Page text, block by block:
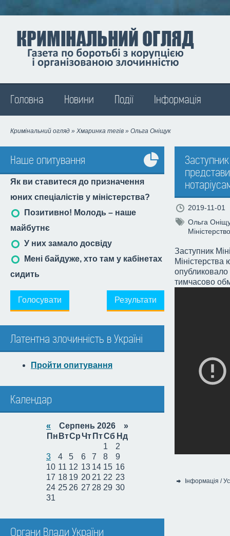
Головна Новини Події Інформація
Кримінальний огляд » Хмаринка тегів » Ольга Оніщук
Наше опитування
Усі
опитування
Як ви ставитеся до призначення
юних спеціалістів у міністерства?
Позитивно! Молодь – наше
майбутнє
У них замало досвіду
Мені байдуже, хто там у кабінетах
сидить
Голосувати Результати
Латентна злочинність в Україні
Пройти опитування
Календар
« Серпень 2026 »
Пн ВтСрЧт ПтСб Нд
1
2
3
4 5 6 7 8
9
10 11 12 13 14 15 16
17 18 19 20 21 22 23
24 25 26 27 28 29 30
31
Органи Влади України
2019-11-01
Ольга
Заступник
Міністерства
опубликовало
тимчасово
Інформація /